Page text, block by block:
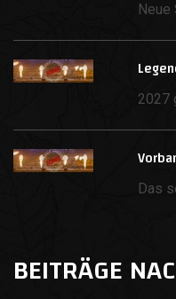
Neue
2027
Das
BEITRÄGE